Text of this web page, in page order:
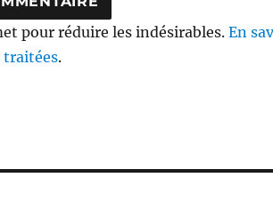
pour réduire les indésirables.En
traitées.